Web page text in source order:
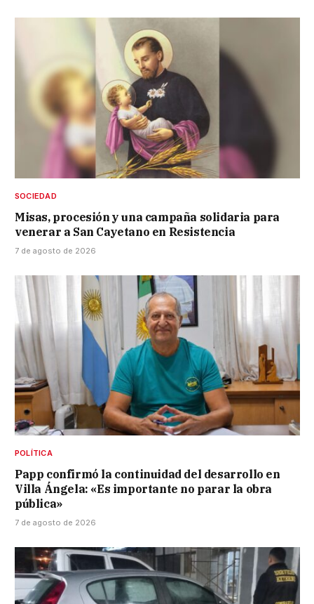
SOCIEDAD
Misas, procesión y una campaña solidaria para
venerar a San Cayetano en Resistencia
7 de agosto de 2026
POLÍTICA
Papp confirmó la continuidad del desarrollo en
Villa Ángela: «Es importante no parar la obra
pública»
7 de agosto de 2026